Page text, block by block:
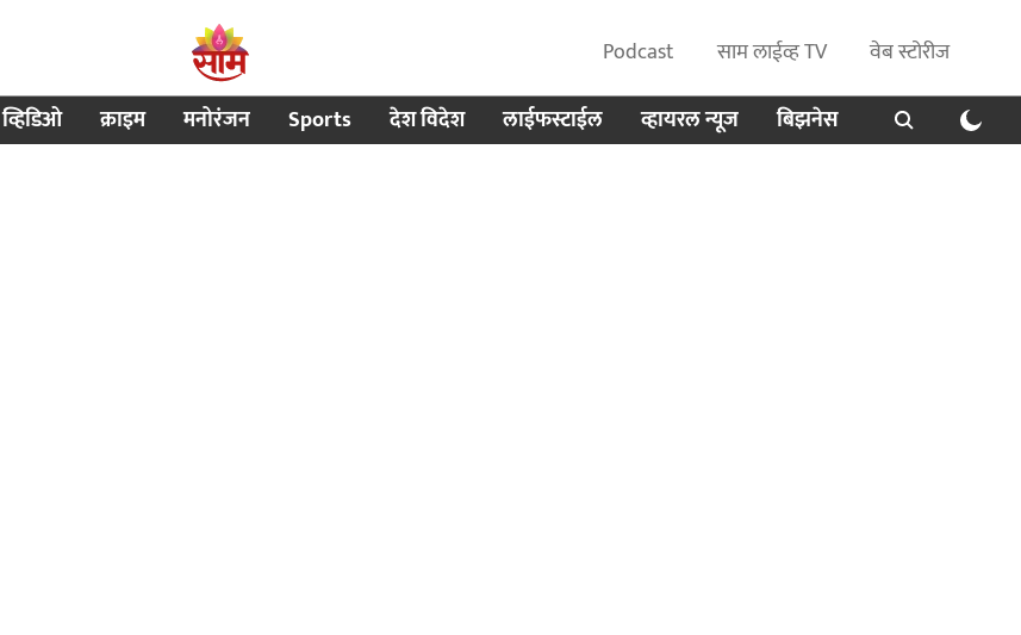
Podcast साम लाईव्ह TV
वेब स्टोरीज
व्हिडिओ क्राइम मनोरंजन Sports देश विदेश लाईफस्टाईल व्हायरल न्यूज बिझनेस